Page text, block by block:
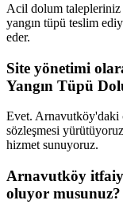
Acil dolum
yangın tüpü teslim
eder.
Site yönetimi
Yangın Tüpü
Evet. Arnavutköy'daki
sözleşmesi
hizmet sunuyoruz.
Arnavutköy
oluyor musunuz?